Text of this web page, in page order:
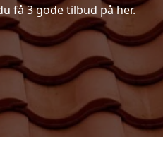
få 3 gode tilbud på her.